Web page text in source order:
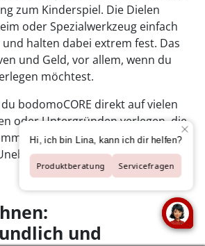
zum Kinderspiel. Die Dielen
oder Spezialwerkzeug einfach
halten dabei extrem fest. Das
und Geld, vor allem, wenn du
möchtest.
bodomoCORE direkt auf vielen
oder Untergründen verlegen, die
sorgt dabei für den nötigen
und